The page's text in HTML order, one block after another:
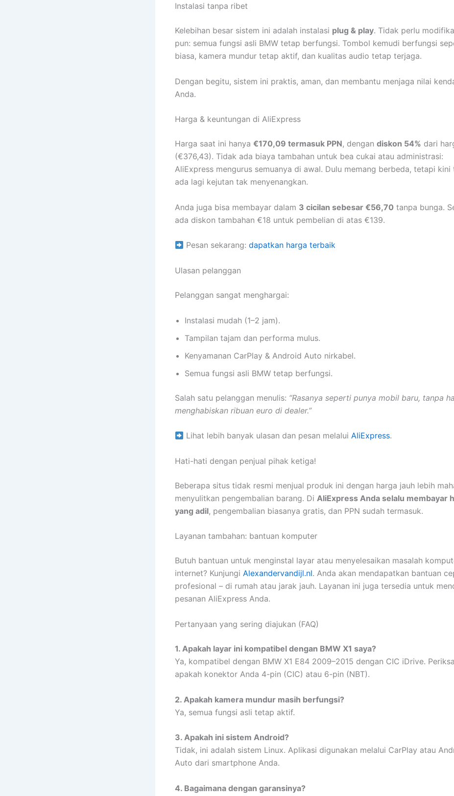
Instalasi tanpa ribet
Kelebihan besar sistem ini adalah instalasi plug & play. Tidak perlu
pun: semua fungsi asli BMW tetap berfungsi. Tombol kemudi berfungsi
biasa, kamera mundur tetap aktif, dan kualitas audio tetap terjaga.
Dengan begitu, sistem ini praktis, aman, dan membantu menjaga nilai
Anda.
Harga & keuntungan di AliExpress
Harga saat ini hanya €170,09 termasuk PPN, dengan diskon 54% dari
(€376,43). Tidak ada biaya tambahan untuk bea cukai atau administrasi:
AliExpress mengurus semuanya di awal. Dulu memang berbeda, tetapi kini
ada lagi kejutan tak menyenangkan.
Anda juga bisa membayar dalam 3 cicilan sebesar €56,70 tanpa bunga.
ada diskon tambahan €18 untuk pembelian di atas €139.
Pesan sekarang:dapatkan harga terbaik
Ulasan pelanggan
Pelanggan sangat menghargai:
Instalasi mudah (1–2 jam).
Tampilan tajam dan performa mulus.
Kenyamanan CarPlay & Android Auto nirkabel.
Semua fungsi asli BMW tetap berfungsi.
Salah satu pelanggan menulis: “Rasanya seperti punya mobil baru, tanpa
menghabiskan ribuan euro di dealer.”
Lihat lebih banyak ulasan dan pesan melaluiAliExpress.
Hati-hati dengan penjual pihak ketiga!
Beberapa situs tidak resmi menjual produk ini dengan harga jauh lebih
menyulitkan pengembalian barang. Di AliExpress Anda selalu membayar
yang adil, pengembalian biasanya gratis, dan PPN sudah termasuk.
Layanan tambahan: bantuan komputer
Butuh bantuan untuk menginstal layar atau menyelesaikan masalah
internet? Kunjungi Alexandervandijl.nl. Anda akan mendapatkan bantuan
profesional – di rumah atau jarak jauh. Layanan ini juga tersedia untuk
pesanan AliExpress Anda.
Pertanyaan yang sering diajukan (FAQ)
1. Apakah layar ini kompatibel dengan BMW X1 saya?
Ya, kompatibel dengan BMW X1 E84 2009–2015 dengan CIC iDrive. Periksa
apakah konektor Anda 4-pin (CIC) atau 6-pin (NBT).
2. Apakah kamera mundur masih berfungsi?
Ya, semua fungsi asli tetap aktif.
3. Apakah ini sistem Android?
Tidak, ini adalah sistem Linux. Aplikasi digunakan melalui CarPlay atau
Auto dari smartphone Anda.
4. Bagaimana dengan garansinya?